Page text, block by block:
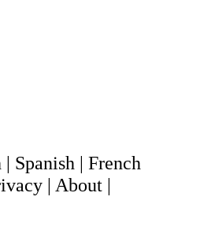
| Spanish | French
| About |